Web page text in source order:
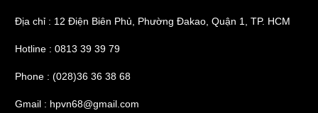
Địa chỉ : 12 Điện Biên Phủ, Phường Đakao, Quận 1, TP. HCM
Hotline : 0813 39 39 79
Phone : (028)36 36 38 68
Gmail : hpvn68@gmail.com